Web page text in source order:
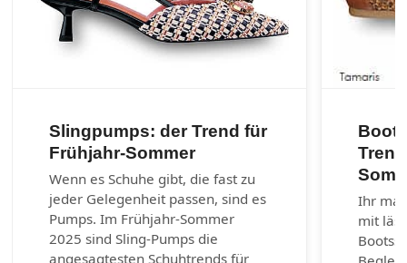
Slingpumps: der Trend für
Frühjahr-Sommer
Wenn es Schuhe gibt, die fast zu
jeder Gelegenheit passen, sind es
Pumps. Im Frühjahr-Sommer
2025 sind Sling-Pumps die
angesagtesten Schuhtrends für
Ihr
mit